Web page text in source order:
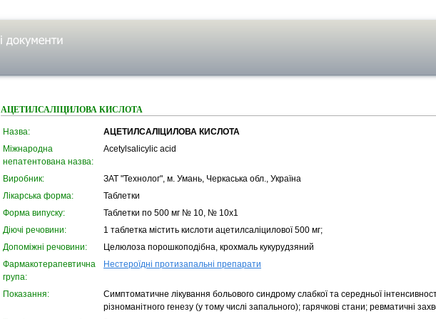
АЦЕТИЛСАЛІЦИЛОВА КИСЛОТА
Назва:
АЦЕТИЛСАЛІЦИЛОВА КИСЛОТА
Міжнародна
непатентована назва:
Acetylsalicylic acid
Виробник:
ЗАТ "Технолог", м. Умань, Черкаська обл., Україна
Лікарська форма:
Таблетки
Форма випуску:
Таблетки по 500 мг № 10, № 10х1
Діючі речовини:
1 таблетка містить кислоти ацетилсаліцилової 500 мг;
Допоміжні речовини:
Целюлоза порошкоподібна, крохмаль кукурудзяний
Фармакотерапевтична
група:
Нестероїдні протизапальні препарати
Показання:
Симптоматичне лікування больового синдрому слабкої та середньої
різноманітного генезу (у тому числі запального); гарячкові стани; ревматичні